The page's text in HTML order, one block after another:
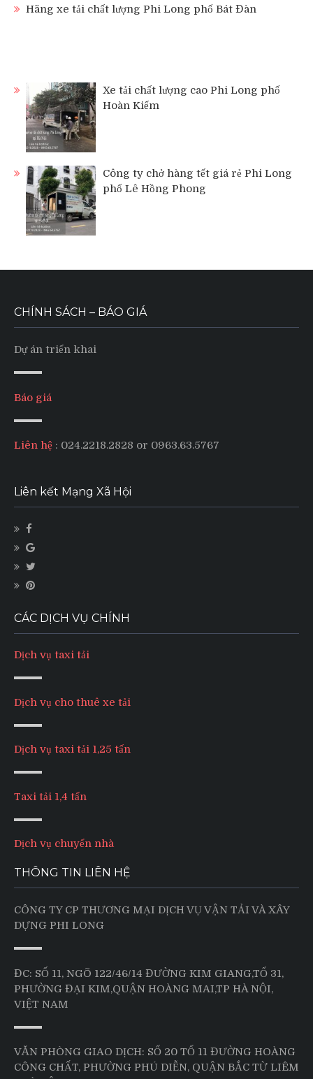
Hãng xe tải chất lượng Phi Long phố Bát Đàn
Xe tải chất lượng cao Phi Long phố
Hoàn Kiếm
Công ty chở hàng tết giá rẻ Phi Long
phố Lê Hồng Phong
CHÍNH SÁCH – BÁO GIÁ
Dự án triển khai
Báo giá
Liên hệ : 024.2218.2828 or 0963.63.5767
Liên kết Mạng Xã Hội
CÁC DỊCH VỤ CHÍNH
Dịch vụ taxi tải
Dịch vụ cho thuê xe tải
Dịch vụ taxi tải 1,25 tấn
Taxi tải 1,4 tấn
Dịch vụ chuyển nhà
THÔNG TIN LIÊN HỆ
CÔNG TY CP THƯƠNG MẠI DỊCH VỤ VẬN TẢI VÀ XÂY
DỰNG PHI LONG
ĐC: SỐ 11, NGÕ 122/46/14 ĐƯỜNG KIM GIANG,TỔ 31,
PHƯỜNG ĐẠI KIM,QUẬN HOÀNG MAI,TP HÀ NỘI,
VIỆT NAM
VĂN PHÒNG GIAO DỊCH: SỐ 20 TỔ 11 ĐƯỜNG HOÀNG
CÔNG CHẤT, PHƯỜNG PHÚ DIỄN, QUẬN BẮC TỪ LIÊM